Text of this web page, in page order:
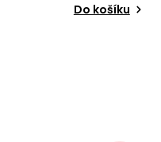
Do košíku